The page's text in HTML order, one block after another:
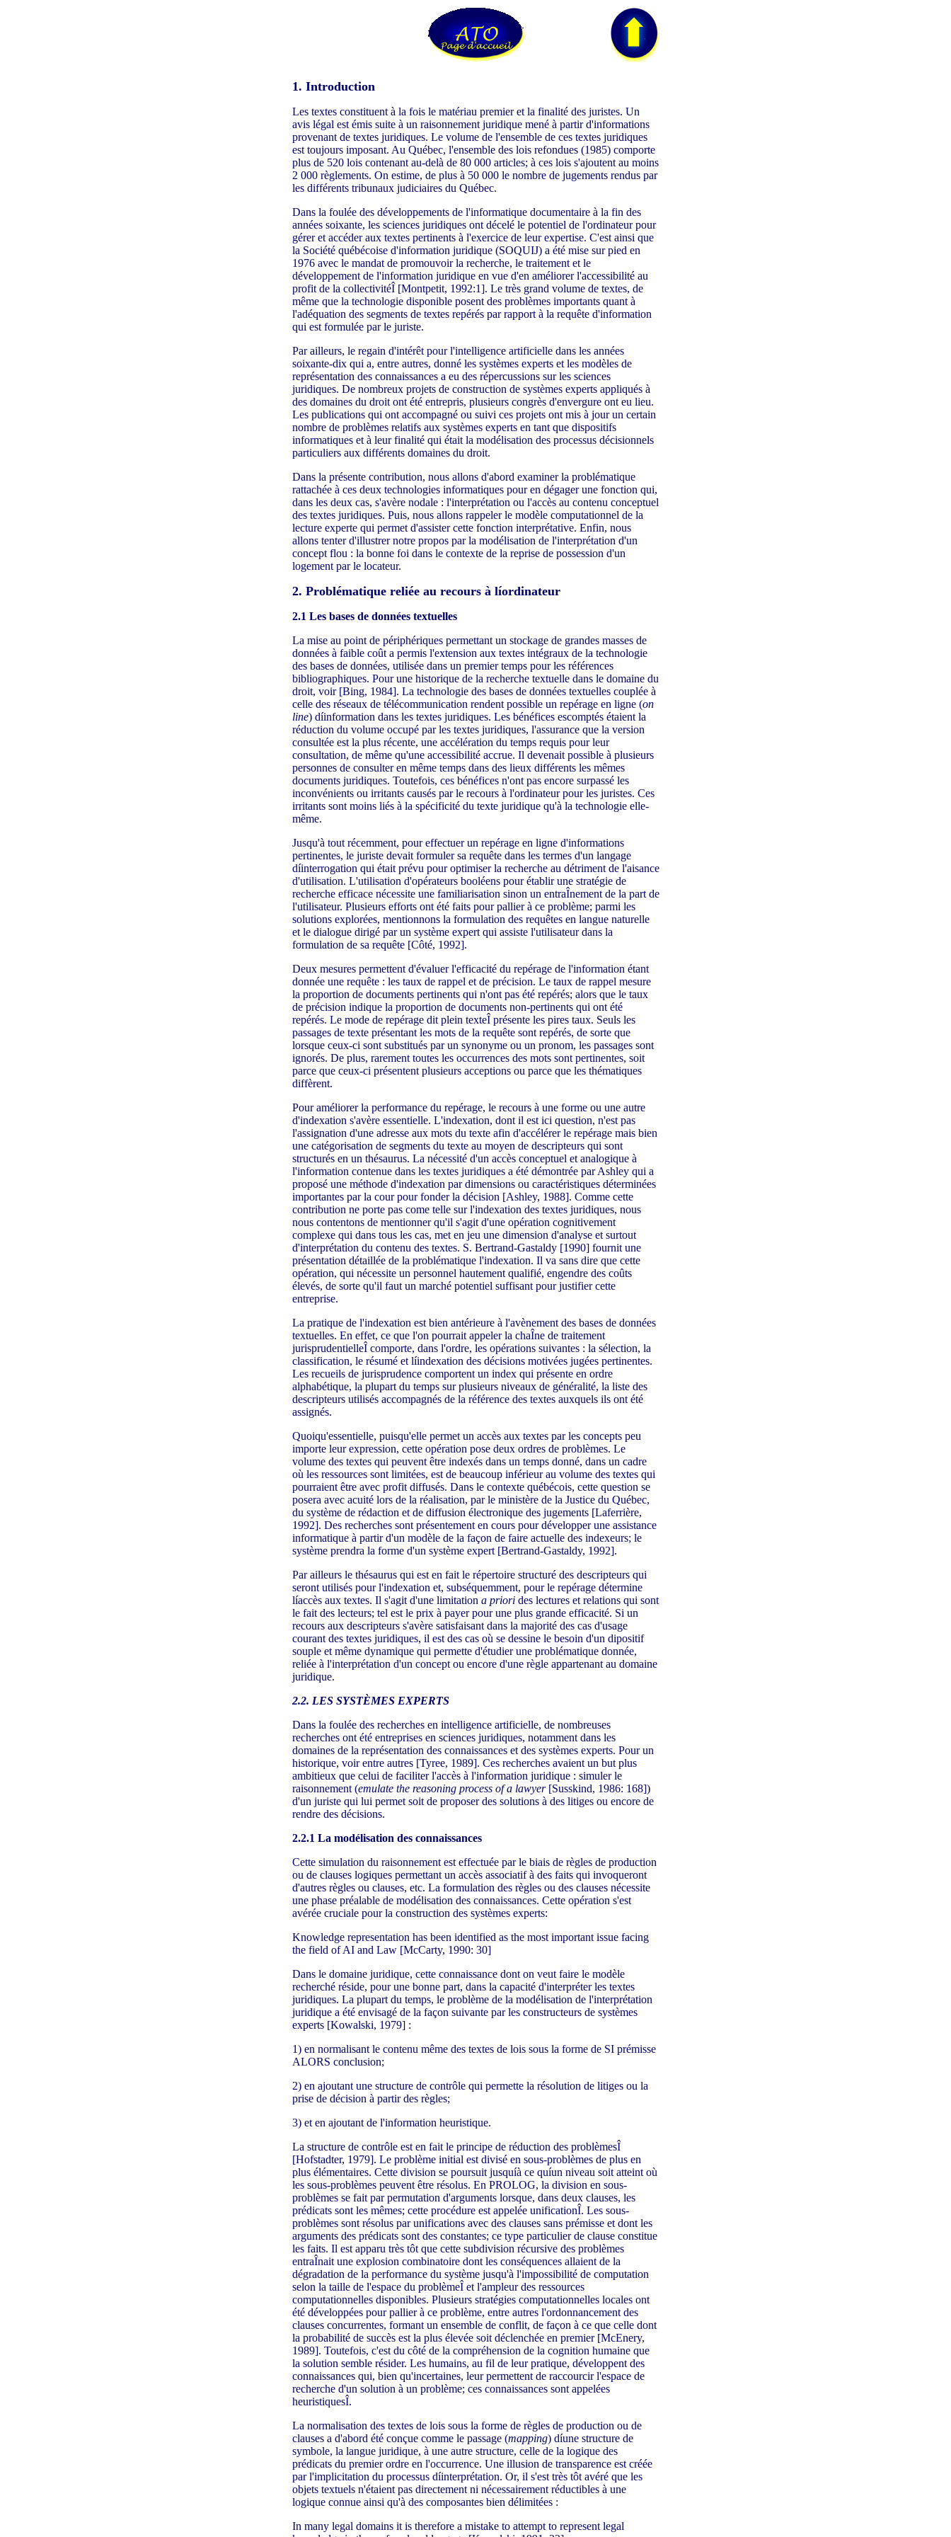
1. Introduction
Les textes constituent à la fois le matériau premier et la finalité des juristes. Un
avis légal est émis suite à un raisonnement juridique mené à partir d'informations
provenant de textes juridiques. Le volume de l'ensemble de ces textes juridiques
est toujours imposant. Au Québec, l'ensemble des lois refondues (1985) comporte
plus de 520 lois contenant au-delà de 80 000 articles; à ces lois s'ajoutent au moins
2 000 règlements. On estime, de plus à 50 000 le nombre de jugements rendus par
les différents tribunaux judiciaires du Québec.
Dans la foulée des développements de l'informatique documentaire à la fin des
années soixante, les sciences juridiques ont décelé le potentiel de l'ordinateur pour
gérer et accéder aux textes pertinents à l'exercice de leur expertise. C'est ainsi que
la Société québécoise d'information juridique (SOQUIJ) a été mise sur pied en
1976 avec le mandat de promouvoir la recherche, le traitement et le
développement de l'information juridique en vue d'en améliorer l'accessibilité au
profit de la collectivitéÎ [Montpetit, 1992:1]. Le très grand volume de textes, de
même que la technologie disponible posent des problèmes importants quant à
l'adéquation des segments de textes repérés par rapport à la requête d'information
qui est formulée par le juriste.
Par ailleurs, le regain d'intérêt pour l'intelligence artificielle dans les années
soixante-dix qui a, entre autres, donné les systèmes experts et les modèles de
représentation des connaissances a eu des répercussions sur les sciences
juridiques. De nombreux projets de construction de systèmes experts appliqués à
des domaines du droit ont été entrepris, plusieurs congrès d'envergure ont eu lieu.
Les publications qui ont accompagné ou suivi ces projets ont mis à jour un certain
nombre de problèmes relatifs aux systèmes experts en tant que dispositifs
informatiques et à leur finalité qui était la modélisation des processus décisionnels
particuliers aux différents domaines du droit.
Dans la présente contribution, nous allons d'abord examiner la problématique
rattachée à ces deux technologies informatiques pour en dégager une fonction qui,
dans les deux cas, s'avère nodale : l'interprétation ou l'accès au contenu conceptuel
des textes juridiques. Puis, nous allons rappeler le modèle computationnel de la
lecture experte qui permet d'assister cette fonction interprétative. Enfin, nous
allons tenter d'illustrer notre propos par la modélisation de l'interprétation d'un
concept flou : la bonne foi dans le contexte de la reprise de possession d'un
logement par le locateur.
2. Problématique reliée au recours à líordinateur
2.1 Les bases de données textuelles
La mise au point de périphériques permettant un stockage de grandes masses de
données à faible coût a permis l'extension aux textes intégraux de la technologie
des bases de données, utilisée dans un premier temps pour les références
bibliographiques. Pour une historique de la recherche textuelle dans le domaine du
droit, voir [Bing, 1984]. La technologie des bases de données textuelles couplée à
celle des réseaux de télécommunication rendent possible un repérage en ligne (on
line) díinformation dans les textes juridiques. Les bénéfices escomptés étaient la
réduction du volume occupé par les textes juridiques, l'assurance que la version
consultée est la plus récente, une accélération du temps requis pour leur
consultation, de même qu'une accessibilité accrue. Il devenait possible à plusieurs
personnes de consulter en même temps dans des lieux différents les mêmes
documents juridiques. Toutefois, ces bénéfices n'ont pas encore surpassé les
inconvénients ou irritants causés par le recours à l'ordinateur pour les juristes. Ces
irritants sont moins liés à la spécificité du texte juridique qu'à la technologie elle-
même.
Jusqu'à tout récemment, pour effectuer un repérage en ligne d'informations
pertinentes, le juriste devait formuler sa requête dans les termes d'un langage
díinterrogation qui était prévu pour optimiser la recherche au détriment de l'aisance
d'utilisation. L'utilisation d'opérateurs booléens pour établir une stratégie de
recherche efficace nécessite une familiarisation sinon un entraÎnement de la part de
l'utilisateur. Plusieurs efforts ont été faits pour pallier à ce problème; parmi les
solutions explorées, mentionnons la formulation des requêtes en langue naturelle
et le dialogue dirigé par un système expert qui assiste l'utilisateur dans la
formulation de sa requête [Côté, 1992].
Deux mesures permettent d'évaluer l'efficacité du repérage de l'information étant
donnée une requête : les taux de rappel et de précision. Le taux de rappel mesure
la proportion de documents pertinents qui n'ont pas été repérés; alors que le taux
de précision indique la proportion de documents non-pertinents qui ont été
repérés. Le mode de repérage dit plein texteÎ présente les pires taux. Seuls les
passages de texte présentant les mots de la requête sont repérés, de sorte que
lorsque ceux-ci sont substitués par un synonyme ou un pronom, les passages sont
ignorés. De plus, rarement toutes les occurrences des mots sont pertinentes, soit
parce que ceux-ci présentent plusieurs acceptions ou parce que les thématiques
diffèrent.
Pour améliorer la performance du repérage, le recours à une forme ou une autre
d'indexation s'avère essentielle. L'indexation, dont il est ici question, n'est pas
l'assignation d'une adresse aux mots du texte afin d'accélérer le repérage mais bien
une catégorisation de segments du texte au moyen de descripteurs qui sont
structurés en un thésaurus. La nécessité d'un accès conceptuel et analogique à
l'information contenue dans les textes juridiques a été démontrée par Ashley qui a
proposé une méthode d'indexation par dimensions ou caractéristiques déterminées
importantes par la cour pour fonder la décision [Ashley, 1988]. Comme cette
contribution ne porte pas come telle sur l'indexation des textes juridiques, nous
nous contentons de mentionner qu'il s'agit d'une opération cognitivement
complexe qui dans tous les cas, met en jeu une dimension d'analyse et surtout
d'interprétation du contenu des textes. S. Bertrand-Gastaldy [1990] fournit une
présentation détaillée de la problématique l'indexation. Il va sans dire que cette
opération, qui nécessite un personnel hautement qualifié, engendre des coûts
élevés, de sorte qu'il faut un marché potentiel suffisant pour justifier cette
entreprise.
La pratique de l'indexation est bien antérieure à l'avènement des bases de données
textuelles. En effet, ce que l'on pourrait appeler la chaÎne de traitement
jurisprudentielleÎ comporte, dans l'ordre, les opérations suivantes : la sélection, la
classification, le résumé et líindexation des décisions motivées jugées pertinentes.
Les recueils de jurisprudence comportent un index qui présente en ordre
alphabétique, la plupart du temps sur plusieurs niveaux de généralité, la liste des
descripteurs utilisés accompagnés de la référence des textes auxquels ils ont été
assignés.
Quoiqu'essentielle, puisqu'elle permet un accès aux textes par les concepts peu
importe leur expression, cette opération pose deux ordres de problèmes. Le
volume des textes qui peuvent être indexés dans un temps donné, dans un cadre
où les ressources sont limitées, est de beaucoup inférieur au volume des textes qui
pourraient être avec profit diffusés. Dans le contexte québécois, cette question se
posera avec acuité lors de la réalisation, par le ministère de la Justice du Québec,
du système de rédaction et de diffusion électronique des jugements [Laferrière,
1992]. Des recherches sont présentement en cours pour développer une assistance
informatique à partir d'un modèle de la façon de faire actuelle des indexeurs; le
système prendra la forme d'un système expert [Bertrand-Gastaldy, 1992].
Par ailleurs le thésaurus qui est en fait le répertoire structuré des descripteurs qui
seront utilisés pour l'indexation et, subséquemment, pour le repérage détermine
líaccès aux textes. Il s'agit d'une limitation a priorides lectures et relations qui sont
le fait des lecteurs; tel est le prix à payer pour une plus grande efficacité. Si un
recours aux descripteurs s'avère satisfaisant dans la majorité des cas d'usage
courant des textes juridiques, il est des cas où se dessine le besoin d'un dipositif
souple et même dynamique qui permette d'étudier une problématique donnée,
reliée à l'interprétation d'un concept ou encore d'une règle appartenant au domaine
juridique.
2.2. LES SYSTÈMES EXPERTS
Dans la foulée des recherches en intelligence artificielle, de nombreuses
recherches ont été entreprises en sciences juridiques, notamment dans les
domaines de la représentation des connaissances et des systèmes experts. Pour un
historique, voir entre autres [Tyree, 1989]. Ces recherches avaient un but plus
ambitieux que celui de faciliter l'accès à l'information juridique : simuler le
raisonnement (emulate the reasoning process of a lawyer[Susskind, 1986: 168])
d'un juriste qui lui permet soit de proposer des solutions à des litiges ou encore de
rendre des décisions.
2.2.1 La modélisation des connaissances
Cette simulation du raisonnement est effectuée par le biais de règles de production
ou de clauses logiques permettant un accès associatif à des faits qui invoqueront
d'autres règles ou clauses, etc. La formulation des règles ou des clauses nécessite
une phase préalable de modélisation des connaissances. Cette opération s'est
avérée cruciale pour la construction des systèmes experts:
Knowledge representation has been identified as the most important issue facing
the field of AI and Law [McCarty, 1990: 30]
Dans le domaine juridique, cette connaissance dont on veut faire le modèle
recherché réside, pour une bonne part, dans la capacité d'interpréter les textes
juridiques. La plupart du temps, le problème de la modélisation de l'interprétation
juridique a été envisagé de la façon suivante par les constructeurs de systèmes
experts [Kowalski, 1979] :
1) en normalisant le contenu même des textes de lois sous la forme de SI prémisse
ALORS conclusion;
2) en ajoutant une structure de contrôle qui permette la résolution de litiges ou la
prise de décision à partir des règles;
3) et en ajoutant de l'information heuristique.
La structure de contrôle est en fait le principe de réduction des problèmesÎ
[Hofstadter, 1979]. Le problème initial est divisé en sous-problèmes de plus en
plus élémentaires. Cette division se poursuit jusquíà ce quíun niveau soit atteint où
les sous-problèmes peuvent être résolus. En PROLOG, la division en sous-
problèmes se fait par permutation d'arguments lorsque, dans deux clauses, les
prédicats sont les mêmes; cette procédure est appelée unificationÎ. Les sous-
problèmes sont résolus par unifications avec des clauses sans prémisse et dont les
arguments des prédicats sont des constantes; ce type particulier de clause constitue
les faits. Il est apparu très tôt que cette subdivision récursive des problèmes
entraÎnait une explosion combinatoire dont les conséquences allaient de la
dégradation de la performance du système jusqu'à l'impossibilité de computation
selon la taille de l'espace du problèmeÎ et l'ampleur des ressources
computationnelles disponibles. Plusieurs stratégies computationnelles locales ont
été développées pour pallier à ce problème, entre autres l'ordonnancement des
clauses concurrentes, formant un ensemble de conflit, de façon à ce que celle dont
la probabilité de succès est la plus élevée soit déclenchée en premier [McEnery,
1989]. Toutefois, c'est du côté de la compréhension de la cognition humaine que
la solution semble résider. Les humains, au fil de leur pratique, développent des
connaissances qui, bien qu'incertaines, leur permettent de raccourcir l'espace de
recherche d'un solution à un problème; ces connaissances sont appelées
heuristiquesÎ.
La normalisation des textes de lois sous la forme de règles de production ou de
clauses a d'abord été conçue comme le passage (mapping) díune structure de
symbole, la langue juridique, à une autre structure, celle de la logique des
prédicats du premier ordre en l'occurrence. Une illusion de transparence est créée
par l'implicitation du processus díinterprétation. Or, il s'est très tôt avéré que les
objets textuels n'étaient pas directement ni nécessairement réductibles à une
logique connue ainsi qu'à des composantes bien délimitées :
In many legal domains it is therefore a mistake to attempt to represent legal